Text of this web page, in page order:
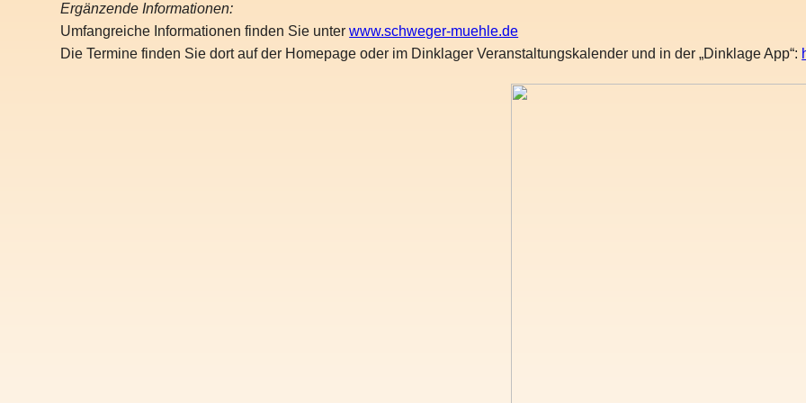
Ergänzende Informationen:
Umfangreiche Informationen finden Sie unterwww.schweger-muehle.de
Die Termine finden Sie dort auf der Homepage oder im Dinklager Veranstaltungskalender und in der „Dinklage App“: